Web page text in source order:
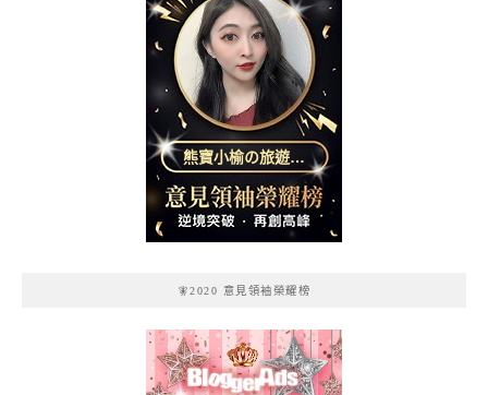
熊寶小榆の旅遊日
記
🧚2020 意見領袖榮耀榜